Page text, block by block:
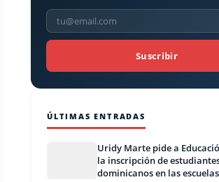
Suscribir
ÚLTIMAS ENTRADAS
Uridy Marte pide a
la inscripción de
dominicanos en las